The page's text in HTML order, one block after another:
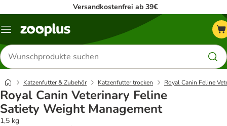
Versandkostenfrei ab 39€
Menü
Produkte
suchen
Katzenfutter & Zubehör Katzenfutter trocken Royal Canin Feline
Royal Canin Veterinary Feline
Satiety Weight Management
1,5 kg